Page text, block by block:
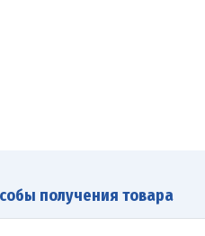
получения товара